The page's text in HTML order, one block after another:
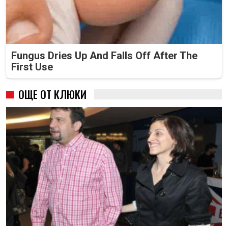
Fungus Dries Up And Falls Off After The
First Use
ОЩЕ ОТ КЛЮКИ